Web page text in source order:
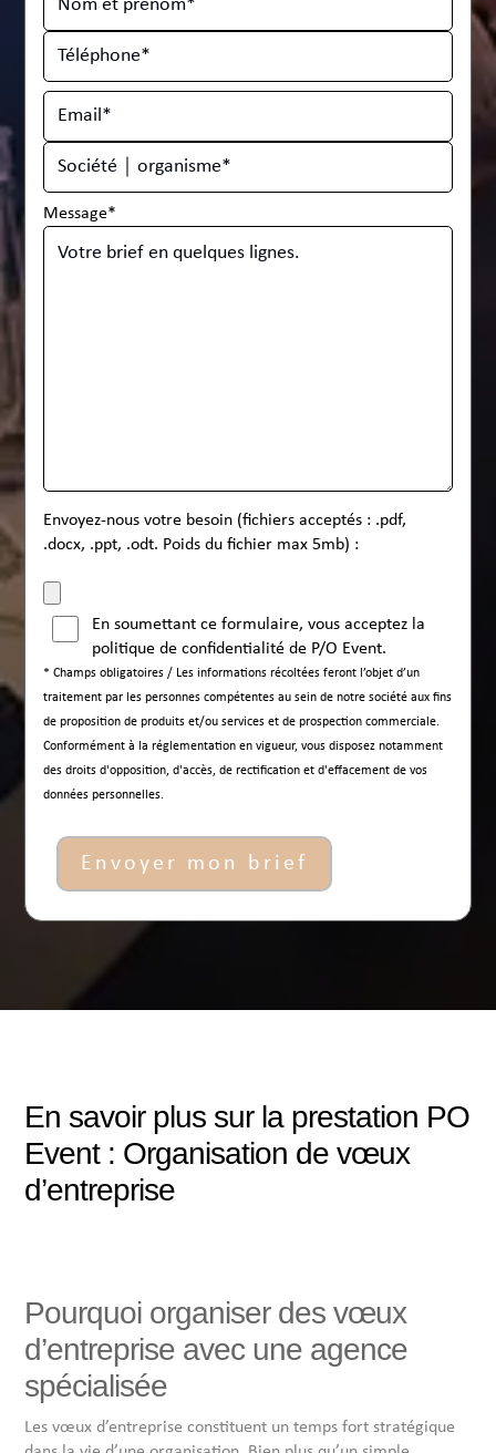
Message*
Envoyez-nous votre besoin (fichiers acceptés : .pdf,
.docx, .ppt, .odt. Poids du fichier max 5mb) :
En soumettant ce formulaire, vous acceptez la
politique de confidentialité de P/O Event.
* Champs obligatoires / Les informations récoltées feront l’objet d’un
traitement par les personnes compétentes au sein de notre société aux fins
de proposition de produits et/ou services et de prospection commerciale.
Conformément à la réglementation en vigueur, vous disposez notamment
des droits d'opposition, d'accès, de rectification et d'effacement de vos
données personnelles.
Envoyer mon brief
En savoir plus sur la prestation PO
Event : Organisation de vœux
d’entreprise
Pourquoi organiser des vœux
d’entreprise avec une agence
spécialisée
Les vœux d’entreprise constituent un temps fort stratégique